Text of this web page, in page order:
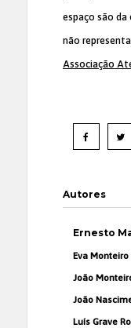
espaço são da
não
Associação
Autores
Ernesto
Eva Monteiro
João
João
Luís Grave